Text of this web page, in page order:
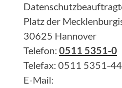
Platz der
30625 Hannover
Telefon: 0511 5351-0
Telefax: 0511 5351-
E-Mail: